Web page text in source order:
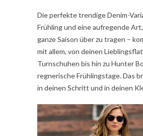
Die perfekte trendige Denim-
Frühling und eine aufregende
ganze Saison über zu tragen –
mit allem, von deinen
Turnschuhen bis hin zu Hunter
regnerische Frühlingstage. Das
in deinen Schritt und in deinen